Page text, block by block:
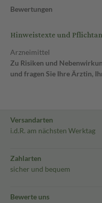
Bewertungen
Hinweistexte und
Arzneimittel
Zu Risiken und
und fragen Sie Ihre Ärztin,
Versandarten
i.d.R. am nächsten Werktag
Zahlarten
sicher und bequem
Bewerte uns